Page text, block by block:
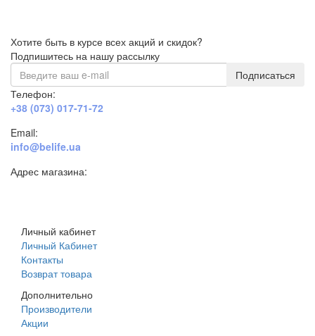
Хотите быть в курсе всех акций и скидок?
Подпишитесь на нашу рассылку
Подписаться
Телефон:
+38 (073) 017-71-72
Email:
info@belife.ua
Адрес магазина:
Личный кабинет
Личный Кабинет
Контакты
Возврат товара
Дополнительно
Производители
Акции